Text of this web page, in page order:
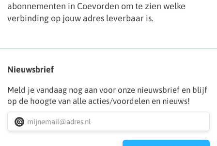
abonnementen in Coevorden om te zien welke
verbinding op jouw adres leverbaar is.
Nieuwsbrief
Meld je vandaag nog aan voor onze nieuwsbrief en blijf
op de hoogte van alle acties/voordelen en nieuws!